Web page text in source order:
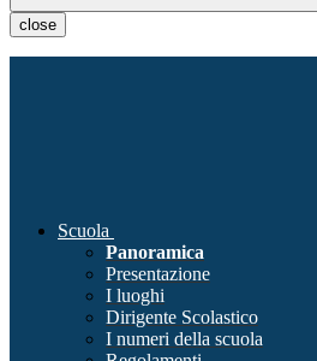
close
Scuola
Panoramica
Presentazione
I luoghi
Dirigente Scolastico
I numeri della scuola